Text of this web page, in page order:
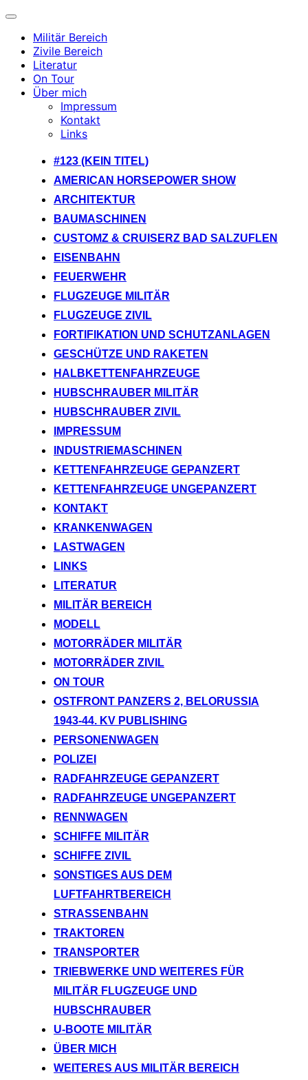
Navigation
umschalten
Militär Bereich
Zivile Bereich
Literatur
On Tour
Über mich
Impressum
Kontakt
Links
springen
#123 (KEIN TITEL)
AMERICAN HORSEPOWER SHOW
ARCHITEKTUR
BAUMASCHINEN
CUSTOMZ & CRUISERZ BAD SALZUFLEN
EISENBAHN
FEUERWEHR
FLUGZEUGE MILITÄR
FLUGZEUGE ZIVIL
FORTIFIKATION UND SCHUTZANLAGEN
GESCHÜTZE UND RAKETEN
HALBKETTENFAHRZEUGE
HUBSCHRAUBER MILITÄR
HUBSCHRAUBER ZIVIL
IMPRESSUM
INDUSTRIEMASCHINEN
KETTENFAHRZEUGE GEPANZERT
KETTENFAHRZEUGE UNGEPANZERT
KONTAKT
KRANKENWAGEN
LASTWAGEN
LINKS
LITERATUR
MILITÄR BEREICH
MODELL
MOTORRÄDER MILITÄR
MOTORRÄDER ZIVIL
ON TOUR
OSTFRONT PANZERS 2, BELORUSSIA
1943-44. KV PUBLISHING
PERSONENWAGEN
POLIZEI
RADFAHRZEUGE GEPANZERT
RADFAHRZEUGE UNGEPANZERT
RENNWAGEN
SCHIFFE MILITÄR
SCHIFFE ZIVIL
SONSTIGES AUS DEM
LUFTFAHRTBEREICH
STRASSENBAHN
TRAKTOREN
TRANSPORTER
TRIEBWERKE UND WEITERES FÜR
MILITÄR FLUGZEUGE UND
HUBSCHRAUBER
U-BOOTE MILITÄR
ÜBER MICH
WEITERES AUS MILITÄR BEREICH